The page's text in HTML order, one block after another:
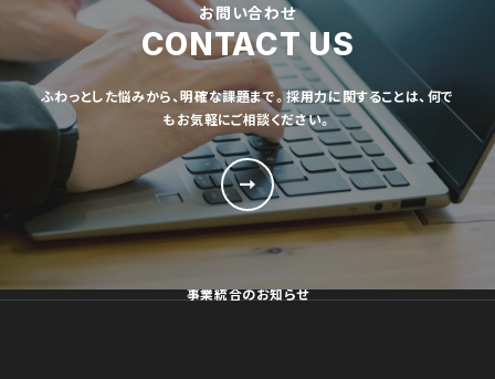
お問い合わせ
CONTACT US
ふわっとした悩みから、明確な課題まで。採用力に関することは、何で
もお気軽にご相談ください。
事業統合のお知らせ